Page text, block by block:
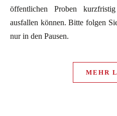
öffentlichen Proben
ausfallen können. Bitte folgen
nur in den Pausen.
MEHR